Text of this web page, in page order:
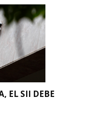
EL SII DEBE